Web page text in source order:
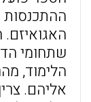
שתחומי
הלימוד,
אליהם.